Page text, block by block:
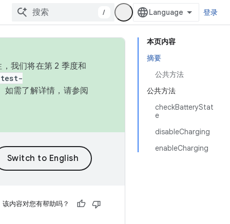
/ 登录
本页内容
摘要
公共方法
公共方法
checkBatteryStat
e
disableCharging
enableCharging
我们将在第 2 季度和
如需了解详情，请参阅
该内容对您有帮助吗？